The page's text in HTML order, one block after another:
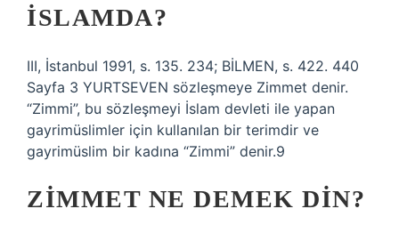
ISLAMDA?
III, İstanbul 1991, s. 135. 234; BİLMEN, s. 422. 440
Sayfa 3 YURTSEVEN sözleşmeye Zimmet denir.
“Zimmi”, bu sözleşmeyi İslam devleti ile yapan
gayrimüslimler için kullanılan bir terimdir ve
gayrimüslim bir kadına “Zimmi” denir.9
ZIMMET NE DEMEK DIN?